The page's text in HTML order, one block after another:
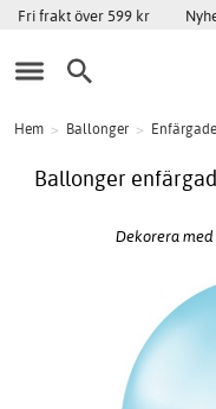
Fri frakt över 599 kr
Hem > Ballonger >
Ballonger
Dekorera